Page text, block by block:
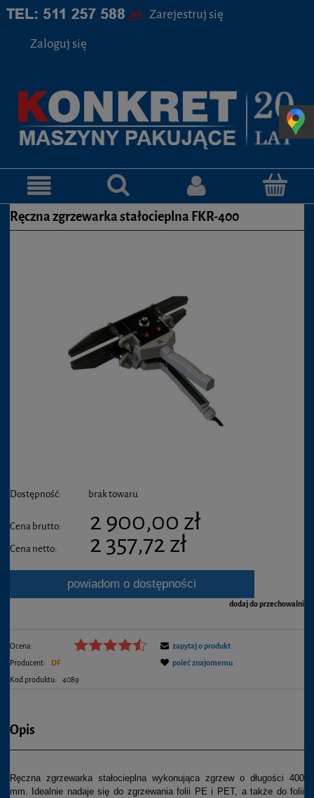
Zarejestruj się
Zaloguj się
Ręczna zgrzewarka stałocieplna FKR-400
Dostępność: brak towaru
Cena brutto: 2 900,00 zł
Cena netto: 2 357,72 zł
powiadom o dostępności
dodaj do przechowalni
Ocena:
Producent:
DF
Kod produktu: 4089
zapytaj o produkt
poleć znajomemu
Opis
Ręczna zgrzewarka stałocieplna wykonująca zgrzew o długości 400
mm. Idealnie nadaje się do zgrzewania folii PE i PET, a także do folii